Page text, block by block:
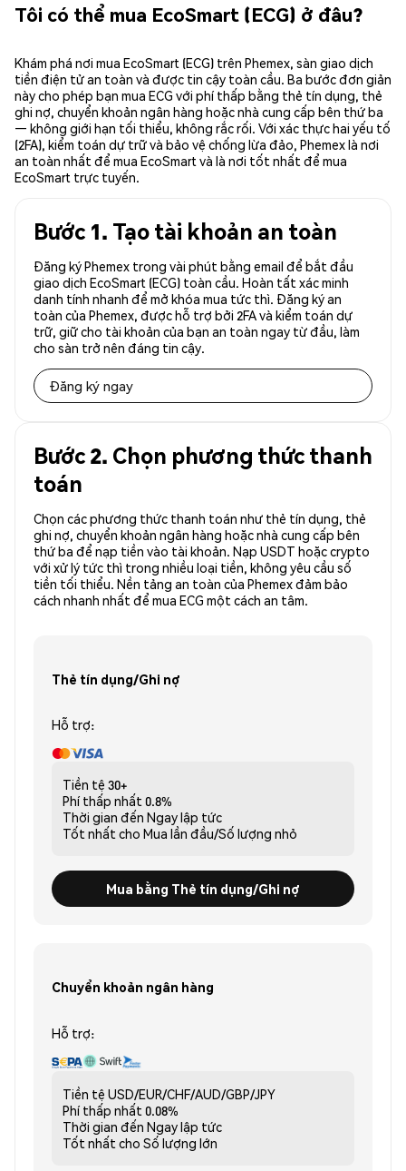
Tôi có thể mua EcoSmart (ECG) ở đâu?
Khám phá nơi mua EcoSmart (ECG) trên Phemex, sàn giao dịch
tiền điện tử an toàn và được tin cậy toàn cầu. Ba bước đơn giản
này cho phép bạn mua ECG với phí thấp bằng thẻ tín dụng, thẻ
ghi nợ, chuyển khoản ngân hàng hoặc nhà cung cấp bên thứ ba
— không giới hạn tối thiểu, không rắc rối. Với xác thực hai yếu tố
(2FA), kiểm toán dự trữ và bảo vệ chống lừa đảo, Phemex là nơi
an toàn nhất để mua EcoSmart và là nơi tốt nhất để mua
EcoSmart trực tuyến.
Bước 1. Tạo tài khoản an toàn
Đăng ký Phemex trong vài phút bằng email để bắt đầu
giao dịch EcoSmart (ECG) toàn cầu. Hoàn tất xác minh
danh tính nhanh để mở khóa mua tức thì. Đăng ký an
toàn của Phemex, được hỗ trợ bởi 2FA và kiểm toán dự
trữ, giữ cho tài khoản của bạn an toàn ngay từ đầu, làm
cho sàn trở nên đáng tin cậy.
Đăng ký ngay
Bước 2. Chọn phương thức thanh
toán
Chọn các phương thức thanh toán như thẻ tín dụng, thẻ
ghi nợ, chuyển khoản ngân hàng hoặc nhà cung cấp bên
thứ ba để nạp tiền vào tài khoản. Nạp USDT hoặc crypto
với xử lý tức thì trong nhiều loại tiền, không yêu cầu số
tiền tối thiểu. Nền tảng an toàn của Phemex đảm bảo
cách nhanh nhất để mua ECG một cách an tâm.
Thẻ tín dụng/Ghi nợ
Hỗ trợ:
Tiền tệ 30+
Phí thấp nhất 0.8%
Thời gian đến Ngay lập tức
Tốt nhất cho Mua lần đầu/Số lượng nhỏ
Mua bằng Thẻ tín dụng/Ghi nợ
Chuyển khoản ngân hàng
Hỗ trợ:
Tiền tệ USD/EUR/CHF/AUD/GBP/JPY
Phí thấp nhất 0.08%
Thời gian đến Ngay lập tức
Tốt nhất cho Số lượng lớn